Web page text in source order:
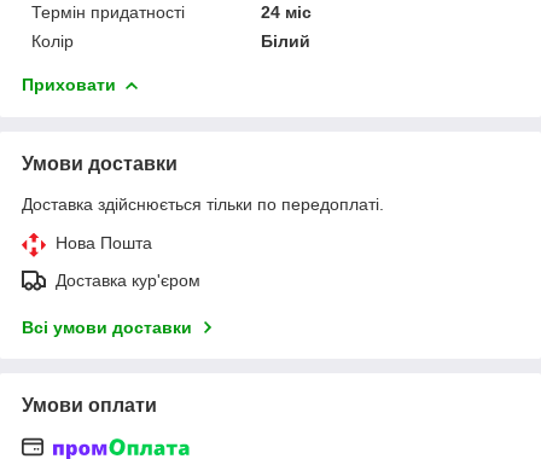
Термін придатності
24 міс
Колір
Білий
Приховати
Умови доставки
Доставка здійснюється тільки по передоплаті.
Нова Пошта
Доставка кур'єром
Всі умови доставки
Умови оплати